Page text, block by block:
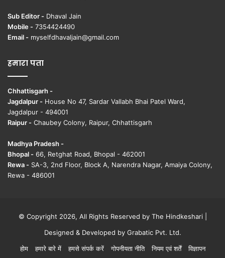
Sub Editor - Dhaval Jain
Mobile - 7354424490
Email - myselfdhavaljain@gmail.com
हमारा पता
Chhattisgarh -
Jagdalpur - House No 47, Sardar Vallabh Bhai Patel Ward,
Jagdalpur - 494001
Raipur - Chaubey Colony, Raipur, Chhattisgarh
Madhya Pradesh -
Bhopal - 66, Retghat Road, Bhopal - 462001
Rewa - SA-3, 2nd Floor, Block A, Narendra Nagar, Amaiya Colony,
Rewa - 486001
© Copyright 2026, All Rights Reserved by The Hindkeshari |
Designed & Developed by Grabatic Pvt. Ltd.
होम
हमारे बारे में हमसे संपर्क करें गोपनीयता नीति नियम एवं शर्तें विज्ञापन